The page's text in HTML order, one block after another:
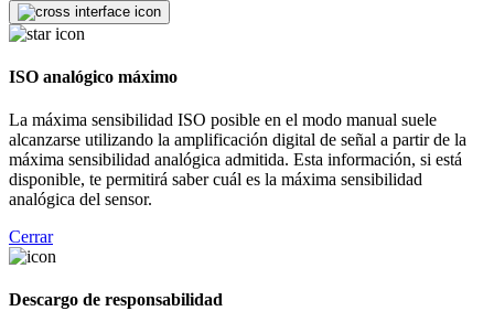
ISO analógico máximo
La máxima sensibilidad ISO posible en el modo manual suele
alcanzarse utilizando la amplificación digital de señal a partir de la
máxima sensibilidad analógica admitida. Esta información, si está
disponible, te permitirá saber cuál es la máxima sensibilidad
analógica del sensor.
Cerrar
Descargo de responsabilidad